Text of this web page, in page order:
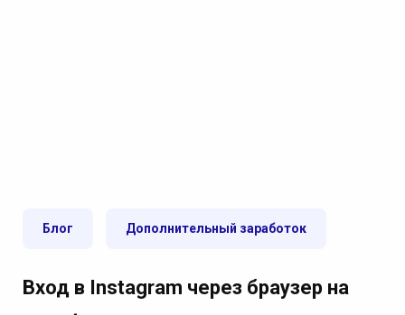
Блог Дополнительный заработок
Вход в Instagram через браузер на